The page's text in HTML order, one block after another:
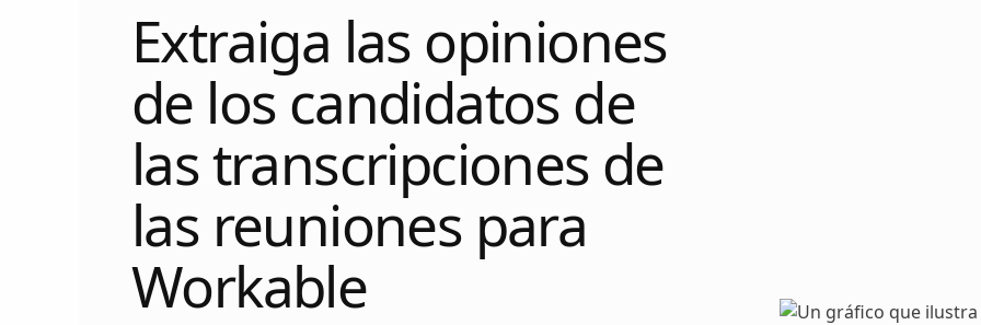
Extraiga las opiniones
de los candidatos de
las transcripciones de
las reuniones para
Workable